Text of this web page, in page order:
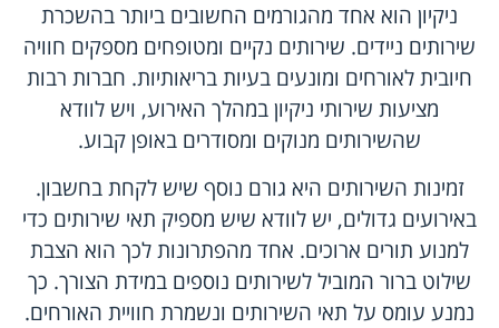
ניקיון הוא אחד מהגורמים החשובים ביותר בהשכרת
שירותים ניידים. שירותים נקיים ומטופחים מספקים חוויה
חיובית לאורחים ומונעים בעיות בריאותיות. חברות רבות
מציעות שירותי ניקיון במהלך האירוע, ויש לוודא
שהשירותים מנוקים ומסודרים באופן קבוע.
זמינות השירותים היא גורם נוסף שיש לקחת בחשבון.
באירועים גדולים, יש לוודא שיש מספיק תאי שירותים כדי
למנוע תורים ארוכים. אחד מהפתרונות לכך הוא הצבת
שילוט ברור המוביל לשירותים נוספים במידת הצורך. כך
נמנע עומס על תאי השירותים ונשמרת חוויית האורחים.